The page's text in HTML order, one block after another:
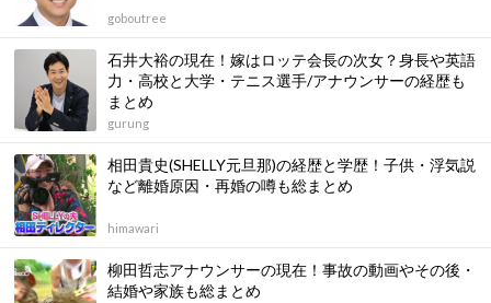
goboutree
石井大裕の現在！嫁はロッテ会長の次女？身長や英語
力・高校と大学・テニス選手/アナウンサーの経歴も
まとめ
gurung
相田貴史(SHELLY元旦那)の経歴と学歴！子供・浮気説
など離婚原因・再婚の噂も総まとめ
himawari
柳田哲志アナウンサーの現在！事故の動画やその後・
結婚や家族も総まとめ